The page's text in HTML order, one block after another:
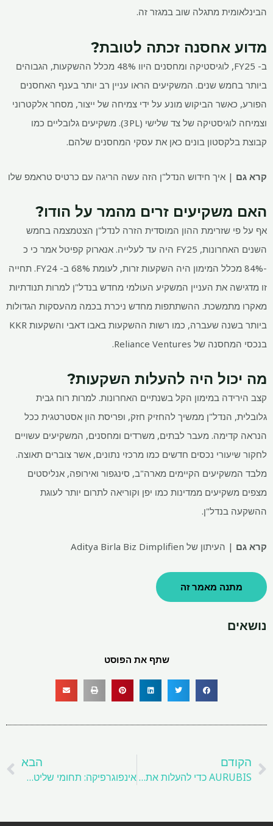
הבינלאומית מתגלה שוב במגזר זה.
מדוע אחסנה זכתה לטובת?
ב- FY25, לוגיסטיקה ומחסנים היוו 48% מכלל ההשקעות, הגבוהים
ביותר בחמש שנים. המשקיעים הראו עניין רב יותר בענף האחסנים
הפורע, כאשר הביקוש מונע על ידי צמיחה של ייצור, מסחר אלקטרוני
וצמיחה לוגיסטיקה של צד שלישי (3PL). משקיעים גלובליים כמו
קבוצת בלקסטון בונים כאן את עסקי המחסנים שלהם.
קרא גם | איך חידוש הנדל"ן הזה עשה הריגה עם כרטיס טראמפ שלו
האם משקיעים זרים מהמר על הודו?
אף על פי שזרימת ההון המוסדית הזרה לנדל"ן הצטמצמה בחמש
השנים האחרונות, FY25 היה עד לעלייה. אנארוק קפיטל אמר כי כ
-84% מכלל המימון היה השקעות זרות, לעומת 68% ב- FY24. תחייה
זו מדגישה את העניין המשקיע העולמי מחדש בנדל"ן למרות תנודתיות
מאקרו מתמשכת. ההשתתפות מחדש ניכרת בכמה מהעסקות הגדולות
ביותר בשנה שעברה, כמו רשות ההשקעות באבו דאבי והשקעות KKR
בנכסי המחסנה של Reliance Ventures.
מה יכול היה להעלות השקעות?
קצב הירידה במימון הקל בשנתיים האחרונות. למרות רוח גבית
גלובלית, הנדל"ן ממשיך להחזיק חזק, ופריסת הון אסטרטגית ככל
הנראה קדימה. מעבר לבתים, משרדים ומחסנים, המשקיעים עשויים
לחקור שיעורי נכסים חדשים כמו מרכזי נתונים, אשר צוברים תאוצה.
מלבד המשקיעים הקיימים מארה"ב, סינגפור ואירופה, אנליסטים
מצפים משקיעים ממדינות כמו יפן וקוריאה לתרום יותר לעוגת
ההשקעה בנדל"ן.
קרא גם | העיתון של Aditya Birla Biz Dimplifien
מתנה מאמר זה
נושאים
שתף את הפוסט
קודם
הקודם
AURUBIS כדי להעלות את מתקן מיחזור הנחושת האמריקני החדש
הבא
אינפוגרפיקה: תחומי שליטה נחושת